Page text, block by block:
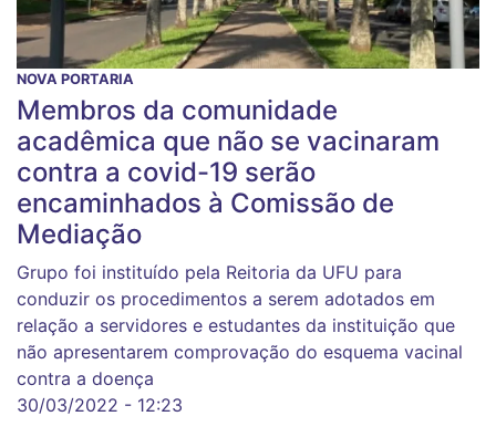
NOVA PORTARIA
Membros da comunidade
acadêmica que não se vacinaram
contra a covid-19 serão
encaminhados à Comissão de
Mediação
Grupo foi instituído pela Reitoria da UFU para
conduzir os procedimentos a serem adotados em
relação a servidores e estudantes da instituição que
não apresentarem comprovação do esquema vacinal
contra a doença
30/03/2022 - 12:23